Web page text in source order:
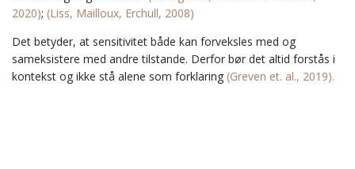
2020); (Liss, Mailloux, Erchull, 2008)
Det betyder, at sensitivitet både kan forveksles med og
sameksistere med andre tilstande. Derfor bør det altid forstås i
kontekst og ikke stå alene som forklaring (Greven et. al., 2019).